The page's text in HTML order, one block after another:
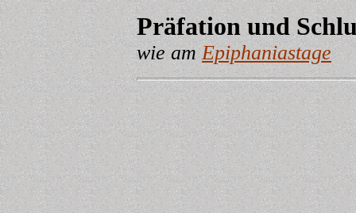
Präfationund
wie amEpiphaniastage